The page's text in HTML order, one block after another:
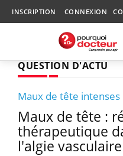
INSCRIPTION CONNEXION
QUESTION D'ACTU
Maux de tête intenses
Maux de tête :
thérapeutique
l'algie